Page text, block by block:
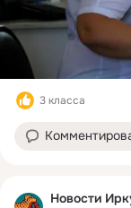
3 класса
Новости